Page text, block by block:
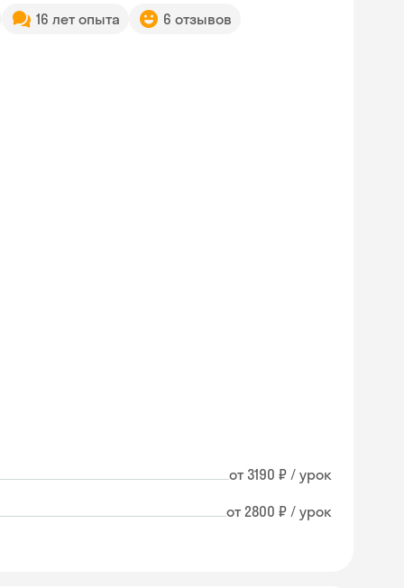
16 лет опыта 6 отзывов
от 3190 ₽ / урок
от 2800 ₽ / урок